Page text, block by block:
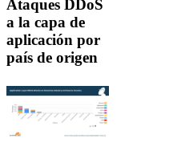
Ataques DDoS
a la capa de
aplicación por
país de origen